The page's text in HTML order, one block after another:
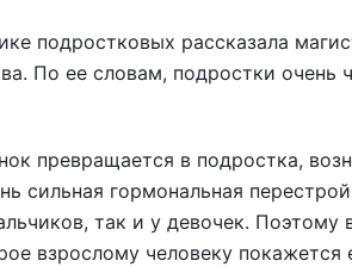
подростковых рассказала
По ее словам, подростки очень
превращается в подростка,
сильная гормональная
так и у девочек. Поэтому
взрослому человеку покажется